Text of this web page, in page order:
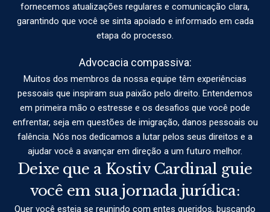
fornecemos atualizações regulares e comunicação clara,
garantindo que você se sinta apoiado e informado em cada
etapa do processo.
Advocacia compassiva:
Muitos dos membros da nossa equipe têm experiências
pessoais que inspiram sua paixão pelo direito. Entendemos
em primeira mão o estresse e os desafios que você pode
enfrentar, seja em questões de imigração, danos pessoais ou
falência. Nós nos dedicamos a lutar pelos seus direitos e a
ajudar você a avançar em direção a um futuro melhor.
Deixe que a Kostiv Cardinal guie
você em sua jornada jurídica:
Quer você esteja se reunindo com entes queridos, buscando